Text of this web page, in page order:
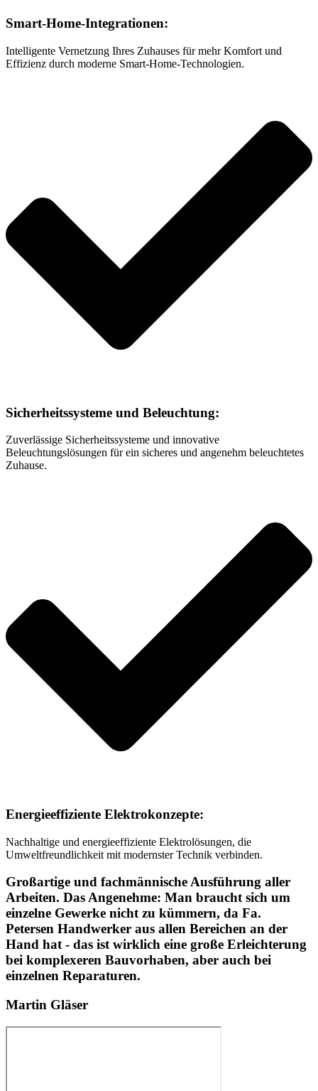
Smart-Home-Integrationen:
Intelligente Vernetzung Ihres Zuhauses für mehr Komfort und
Effizienz durch moderne Smart-Home-Technologien.
Sicherheitssysteme und Beleuchtung:
Zuverlässige Sicherheitssysteme und innovative
Beleuchtungslösungen für ein sicheres und angenehm beleuchtetes
Zuhause.
Energieeffiziente Elektrokonzepte:
Nachhaltige und energieeffiziente Elektrolösungen, die
Umweltfreundlichkeit mit modernster Technik verbinden.
Großartige und fachmännische Ausführung aller
Arbeiten. Das Angenehme: Man braucht sich um
einzelne Gewerke nicht zu kümmern, da Fa.
Petersen Handwerker aus allen Bereichen an der
Hand hat - das ist wirklich eine große Erleichterung
bei komplexeren Bauvorhaben, aber auch bei
einzelnen Reparaturen.
Martin Gläser